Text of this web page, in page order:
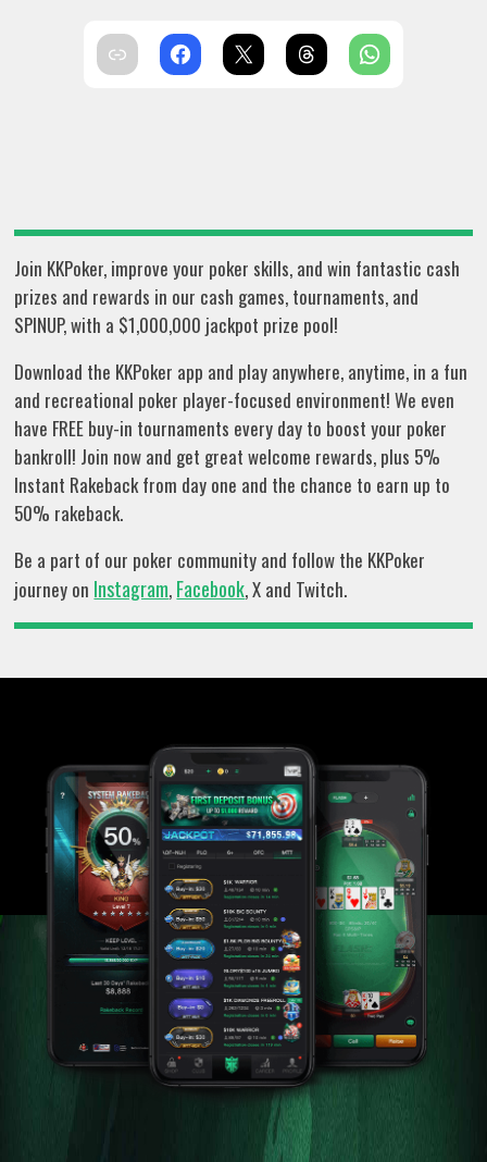
Join KKPoker, improve your poker skills, and win fantastic cash
prizes and rewards in our cash games, tournaments, and
SPINUP, with a $1,000,000 jackpot prize pool!
Download the KKPoker app and play anywhere, anytime, in a fun
and recreational poker player-focused environment! We even
have FREE buy-in tournaments every day to boost your poker
bankroll! Join now and get great welcome rewards, plus 5%
Instant Rakeback from day one and the chance to earn up to
50% rakeback.
Be a part of our poker community and follow the KKPoker
journey on Instagram, Facebook, X and Twitch.